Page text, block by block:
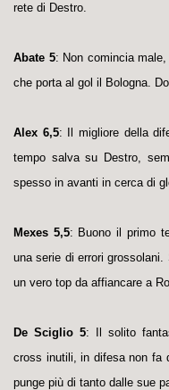
rete di Destro.
Abate 5: Non comincia
che porta al gol il Bologna.
Alex 6,5: Il migliore della
tempo salva su Destro,
spesso in avanti in cerca di
Mexes 5,5: Buono il primo
una serie di errori
un vero top da affiancare a
De Sciglio 5: Il solito
cross inutili, in difesa non fa
punge più di tanto dalle sue